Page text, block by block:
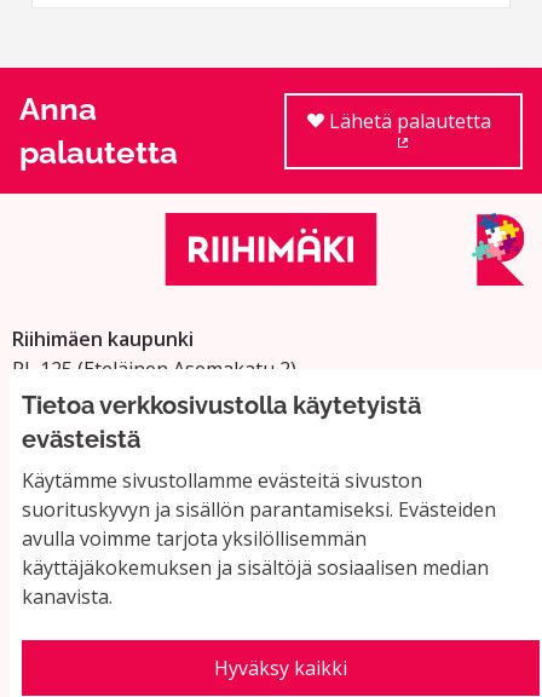
Tietoa verkkosivustolla käytetyistä
evästeistä
Käytämme sivustollamme evästeitä sivuston
suorituskyvyn ja sisällön parantamiseksi. Evästeiden
avulla voimme tarjota yksilöllisemmän
käyttäjäkokemuksen ja sisältöjä sosiaalisen median
kanavista.
Hyväksy kaikki
Anna
palautetta
Lähetä palautetta
Riihimäen kaupunki
PL 125 (Eteläinen Asemakatu 2)
11101 Riihimäki
Vaihde: 019 758 4000
Sähköpostiosoitteet:
etunimi.sukunimi@riihimaki.fi
Yhteystiedot ja usein kysyttyä
Käyttöehdot
Evästeasetukset